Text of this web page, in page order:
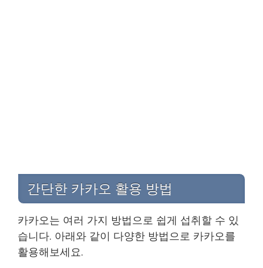
간단한 카카오 활용 방법
카카오는 여러 가지 방법으로 쉽게 섭취할 수 있
습니다. 아래와 같이 다양한 방법으로 카카오를
활용해보세요.